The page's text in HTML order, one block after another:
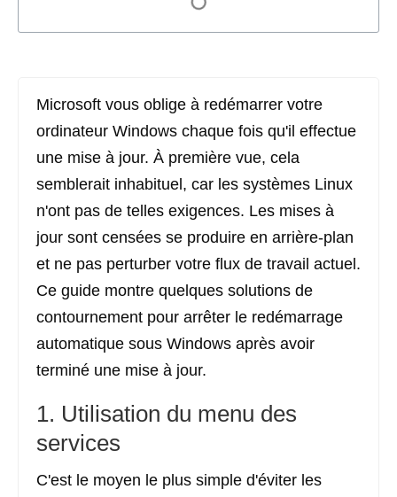
Microsoft vous oblige à redémarrer votre
ordinateur Windows chaque fois qu'il effectue
une mise à jour. À première vue, cela
semblerait inhabituel, car les systèmes Linux
n'ont pas de telles exigences. Les mises à
jour sont censées se produire en arrière-plan
et ne pas perturber votre flux de travail actuel.
Ce guide montre quelques solutions de
contournement pour arrêter le redémarrage
automatique sous Windows après avoir
terminé une mise à jour.
1. Utilisation du menu des
services
C'est le moyen le plus simple d'éviter les